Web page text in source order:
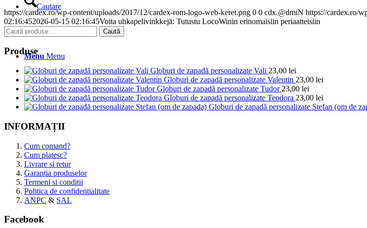
Cautare
Menu Menu
https://cardex.ro/wp-content/uploads/2017/12/cardex-rom-logo-web-keret.png 0 0 cdx.@dmiN https://cardex.ro/
02:16:452026-05-15 02:16:45Voita uhkapelivinkkejä: Tutustu LocoWinin erinomaisiin periaatteisiin
Caută
după:
Caută
Produse
Globuri de zapadă personalizate Vali 23,00 lei
Globuri de zapadă personalizate Valentin 23,00 lei
Globuri de zapadă personalizate Tudor 23,00 lei
Globuri de zapadă personalizate Teodora 23,00 lei
Globuri de zapadă personalizate Stefan (om de
INFORMAȚII
Cum comand?
Cum platesc?
Livrare si retur
Garantia produselor
Termeni si conditii
Politica de confidentialitate
ANPC & SAL
Facebook